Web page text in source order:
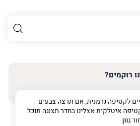
רוקמים?
לקטיפה גרמנית, אם תרצה צבעים
איטלקית אצלינו בחדר תצוגה תוכל
גוון